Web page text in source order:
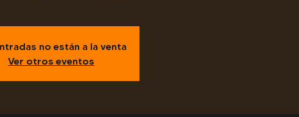
no están a la venta
Ver otros eventos